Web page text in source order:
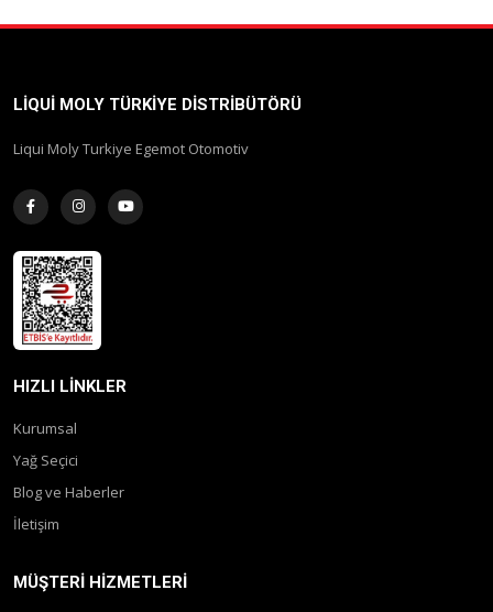
LIQUI MOLY TÜRKIYE DISTRIBÜTÖRÜ
Liqui Moly Turkiye Egemot Otomotiv
HIZLI LINKLER
Kurumsal
Yağ Seçici
Blog ve Haberler
İletişim
MÜŞTERI HIZMETLERI